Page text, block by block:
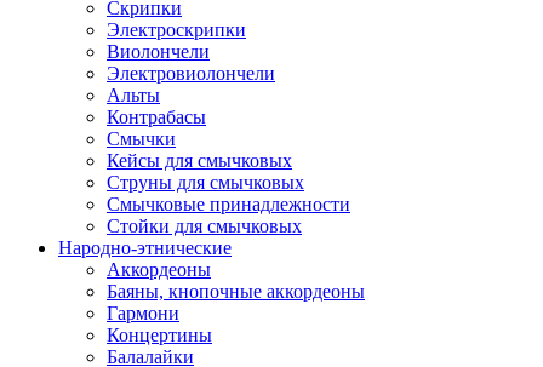
Скрипки
Электроскрипки
Виолончели
Электровиолончели
Альты
Контрабасы
Смычки
Кейсы для смычковых
Струны для смычковых
Смычковые принадлежности
Стойки для смычковых
Народно-этнические
Аккордеоны
Баяны, кнопочные аккордеоны
Гармони
Концертины
Балалайки